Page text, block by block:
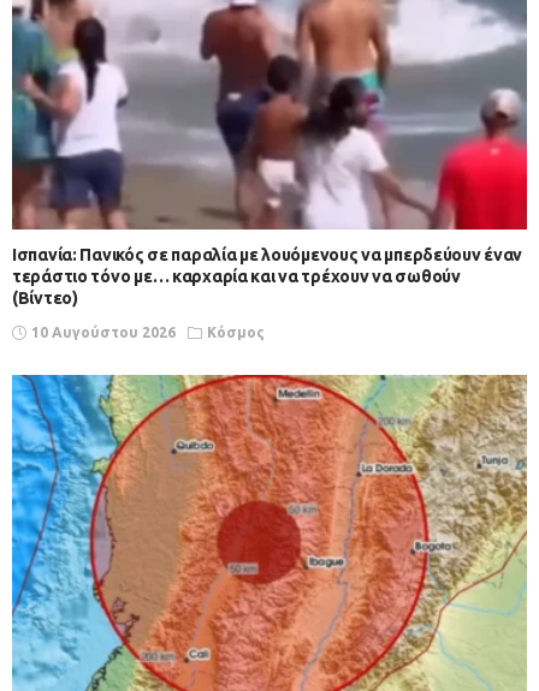
Iσπανία: Πανικός σε παραλία με λουόμενους να μπερδεύουν έναν
τεράστιο τόνο με… καρχαρία και να τρέχουν να σωθούν
(Βίντεο)
10 Αυγούστου 2026 Κόσμος